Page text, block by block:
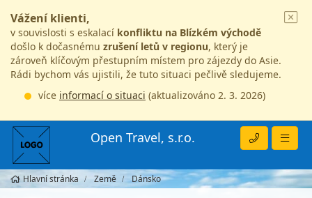
Vážení klienti,
v souvislosti s eskalací konfliktu na Blízkém východě
došlo k dočasnému zrušení letů v regionu, který je
zároveň klíčovým přestupním místem pro zájezdy do Asie.
Rádi bychom vás ujistili, že tuto situaci pečlivě sledujeme.
více informací o situaci (aktualizováno 2. 3. 2026)
Open Travel, s.r.o.
Hlavní stránka Země Dánsko